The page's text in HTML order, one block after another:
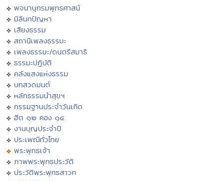
พจนานุกรมพุทธศาสน์
มิลินทปัญหา
เสียงธรรม
สถานีเพลงธรรมะ
เพลงธรรมะ/ดนตรีสมาธิ
ธรรมะปฏิบัติ
คลังแสงแห่งธรรม
บทสวดมนต์
หลักธรรมนำสุขฯ
กรรมฐานประจำวันเกิด
ฮีต ๑๒ คอง ๑๔
งานบุญประจำปี
ประเพณีทั่วไทย
พระพุทธเจ้า
ภาพพระพุทธประวัติ
ประวัติพระพุทธสาวก